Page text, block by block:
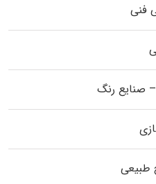
فنی
صنایع رنگ
طبیعی